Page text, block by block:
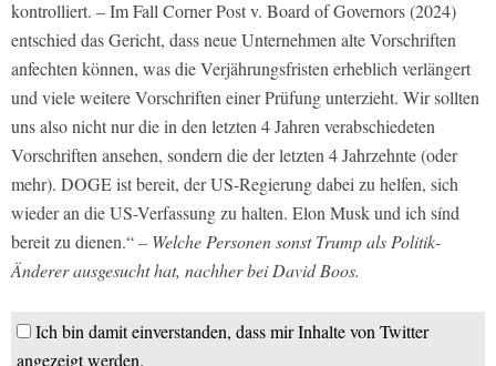
kontrolliert. – Im Fall Corner Post v. Board of Governors (2024)
entschied das Gericht, dass neue Unternehmen alte Vorschriften
anfechten können, was die Verjährungsfristen erheblich verlängert
und viele weitere Vorschriften einer Prüfung unterzieht. Wir sollten
uns also nicht nur die in den letzten 4 Jahren verabschiedeten
Vorschriften ansehen, sondern die der letzten 4 Jahrzehnte (oder
mehr). DOGE ist bereit, der US-Regierung dabei zu helfen, sich
wieder an die US-Verfassung zu halten. Elon Musk und ich sínd
bereit zu dienen.“– Welche Personen sonst Trump als Politik-
Änderer ausgesucht hat, nachher bei David Boos.
Ich bin damit einverstanden, dass mir Inhalte von Twitter
angezeigt werden.